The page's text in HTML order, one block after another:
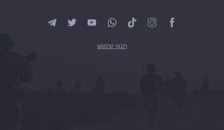
תנאי שימוש